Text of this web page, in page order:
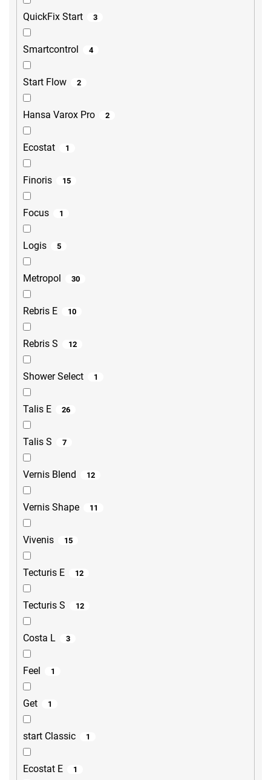
QuickFix Start 3
Smartcontrol 4
Start Flow 2
Hansa Varox Pro 2
Ecostat 1
Finoris 15
Focus 1
Logis 5
Metropol 30
Rebris E 10
Rebris S 12
Shower Select 1
Talis E 26
Talis S 7
Vernis Blend 12
Vernis Shape 11
Vivenis 15
Tecturis E 12
Tecturis S 12
Costa L 3
Feel 1
Get 1
start Classic 1
Ecostat E 1